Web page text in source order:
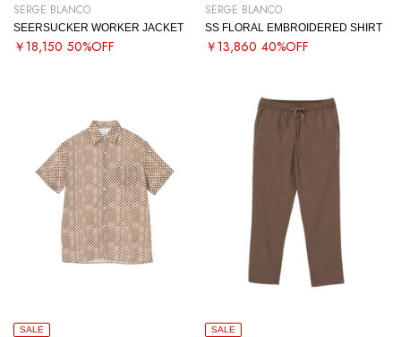
SERGE BLANCO
SEERSUCKER WORKER JACKET
￥18,150 50%OFF
SERGE BLANCO
SS FLORAL EMBROIDERED SHIRT
￥13,860 40%OFF
SALE SALE